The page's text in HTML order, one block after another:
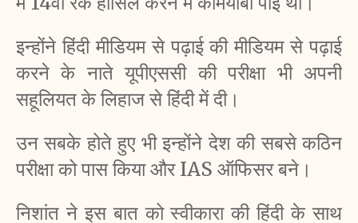
इन्होंने हिंदी मीडियम से पढ़ाई की मीडियम से पढ़ाई
करने के नाते यूपीएससी की परीक्षा भी अपनी
सहूलियत के लिहाज से हिंदी में दी।
उन सबके होते हुए भी इन्होंने देश की सबसे कठिन
परीक्षा को पास किया और IAS ऑफिसर बने।
निशांत ने इस बात को स्वीकारा की हिंदी के साथ